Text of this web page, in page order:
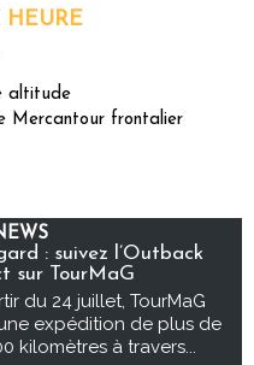
HEURE
altitude
Mercantour frontalier
: suivez l’Outback
sur TourMaG
du 24 juillet, TourMaG
expédition de plus de
kilomètres à travers...